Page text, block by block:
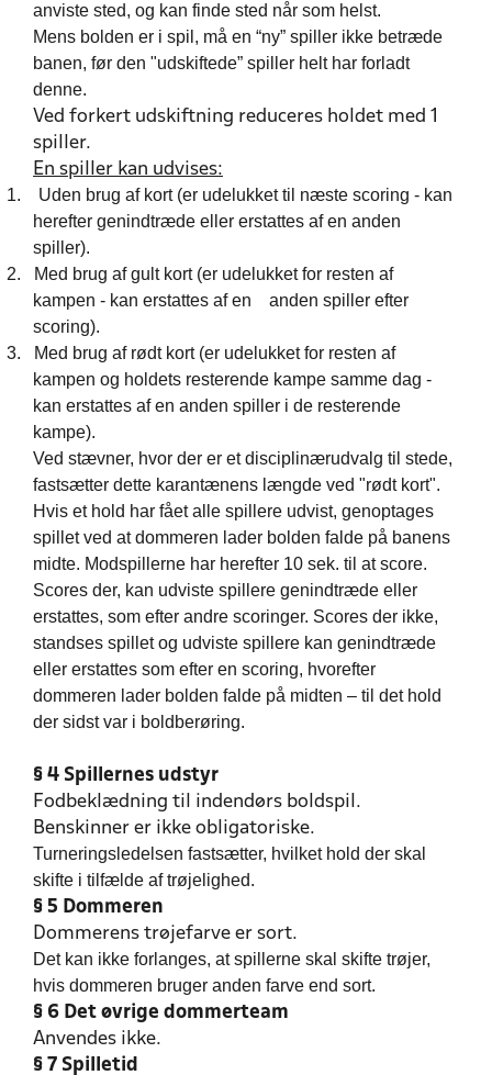
anviste sted, og kan finde sted når som helst.
Mens bolden er i spil, må en “ny” spiller ikke betræde
banen, før den "udskiftede” spiller helt har forladt
denne.
Ved forkert udskiftning reduceres holdet med 1
spiller.
En spiller kan udvises:
1. Uden brug af kort (er udelukket til næste scoring - kan
herefter genindtræde eller erstattes af en anden
spiller).
2.
Med brug af gult kort (er udelukket for resten af
kampen - kan erstattes af en anden spiller efter
scoring).
3.
Med brug af rødt kort (er udelukket for resten af
kampen og holdets resterende kampe samme dag -
kan erstattes af en anden spiller i de resterende
kampe).
Ved stævner, hvor der er et disciplinærudvalg til stede,
fastsætter dette karantænens længde ved "rødt kort".
Hvis et hold har fået alle spillere udvist, genoptages
spillet ved at dommeren lader bolden falde på banens
midte. Modspillerne har herefter 10 sek. til at score.
Scores der, kan udviste spillere genindtræde eller
erstattes, som efter andre scoringer. Scores der ikke,
standses spillet og udviste spillere kan genindtræde
eller erstattes som efter en scoring, hvorefter
dommeren lader bolden falde på midten – til det hold
der sidst var i boldberøring.
§ 4 Spillernes udstyr
Fodbeklædning til indendørs boldspil.
Benskinner er ikke obligatoriske.
Turneringsledelsen fastsætter, hvilket hold der skal
skifte i tilfælde af trøjelighed.
§ 5 Dommeren
Dommerens trøjefarve er sort.
Det kan ikke forlanges, at spillerne skal skifte trøjer,
hvis dommeren bruger anden farve end sort.
§ 6 Det øvrige dommerteam
Anvendes ikke.
§ 7 Spilletid